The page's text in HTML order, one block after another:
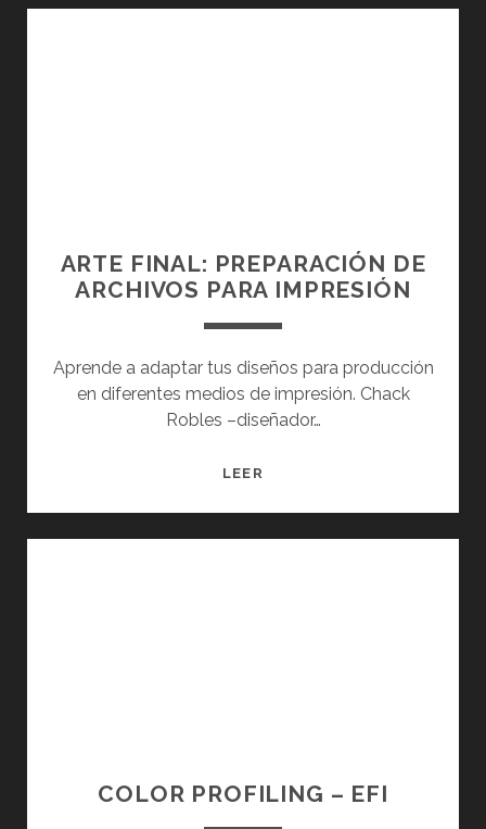
ARTE FINAL: PREPARACIÓN DE
ARCHIVOS PARA IMPRESIÓN
Aprende a adaptar tus diseños para producción
en diferentes medios de impresión. Chack
Robles –diseñador…
LEER
COLOR PROFILING – EFI